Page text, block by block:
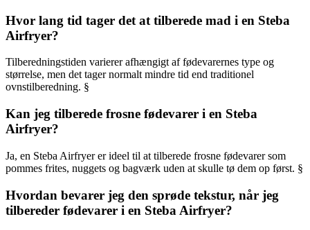
Hvor lang tid tager det at tilberede mad i en Steba
Airfryer?
Tilberedningstiden varierer afhængigt af fødevarernes type og
størrelse, men det tager normalt mindre tid end traditionel
ovnstilberedning. §
Kan jeg tilberede frosne fødevarer i en Steba
Airfryer?
Ja, en Steba Airfryer er ideel til at tilberede frosne fødevarer som
pommes frites, nuggets og bagværk uden at skulle tø dem op først. §
Hvordan bevarer jeg den sprøde tekstur, når jeg
tilbereder fødevarer i en Steba Airfryer?